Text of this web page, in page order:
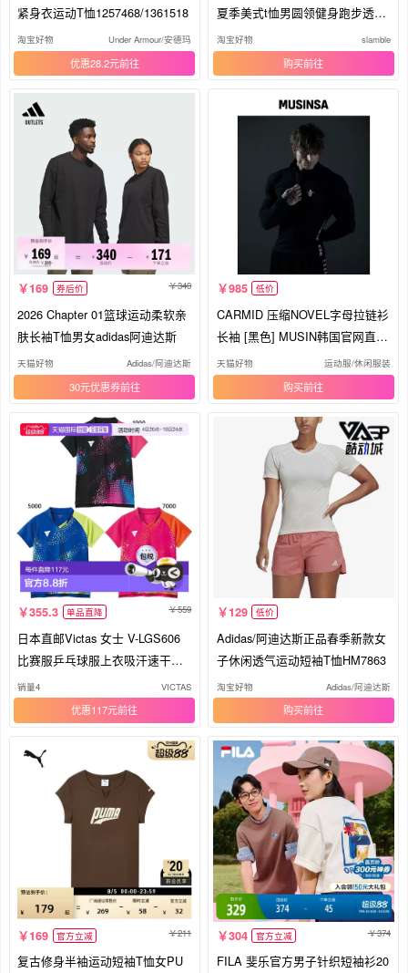
紧身衣运动T恤1257468/1361518
淘宝好物 Under Armour/安德玛
优惠28.2元
夏季美式t恤男圆领健身跑步透气
速干
淘宝好物 slamble
购买
169 券后价 340
2026 Chapter 01篮球运动柔软亲
肤长袖T恤男女adidas阿迪达斯
天猫好物 Adidas/阿迪达斯
30元优惠券
985 低价
CARMID 压缩NOVEL字母拉链衫
长袖 [黑色] MUSIN韩国官网直邮
进口
天猫好物 运动服/休闲服装
购买
355.3 单品直降 559
日本直邮Victas 女士 V-LGS606
比赛服乒乓球服上衣吸汗速干粉
色5
销量4 VICTAS
优惠117元
129 低价
Adidas/阿迪达斯正品春季新款女
子休闲透气运动短袖T恤HM7863
淘宝好物 Adidas/阿迪达斯
购买
169 官方立减 211
复古修身半袖运动短袖T恤女PU
304 官方立减 374
FILA 斐乐官方男子针织短袖衫20